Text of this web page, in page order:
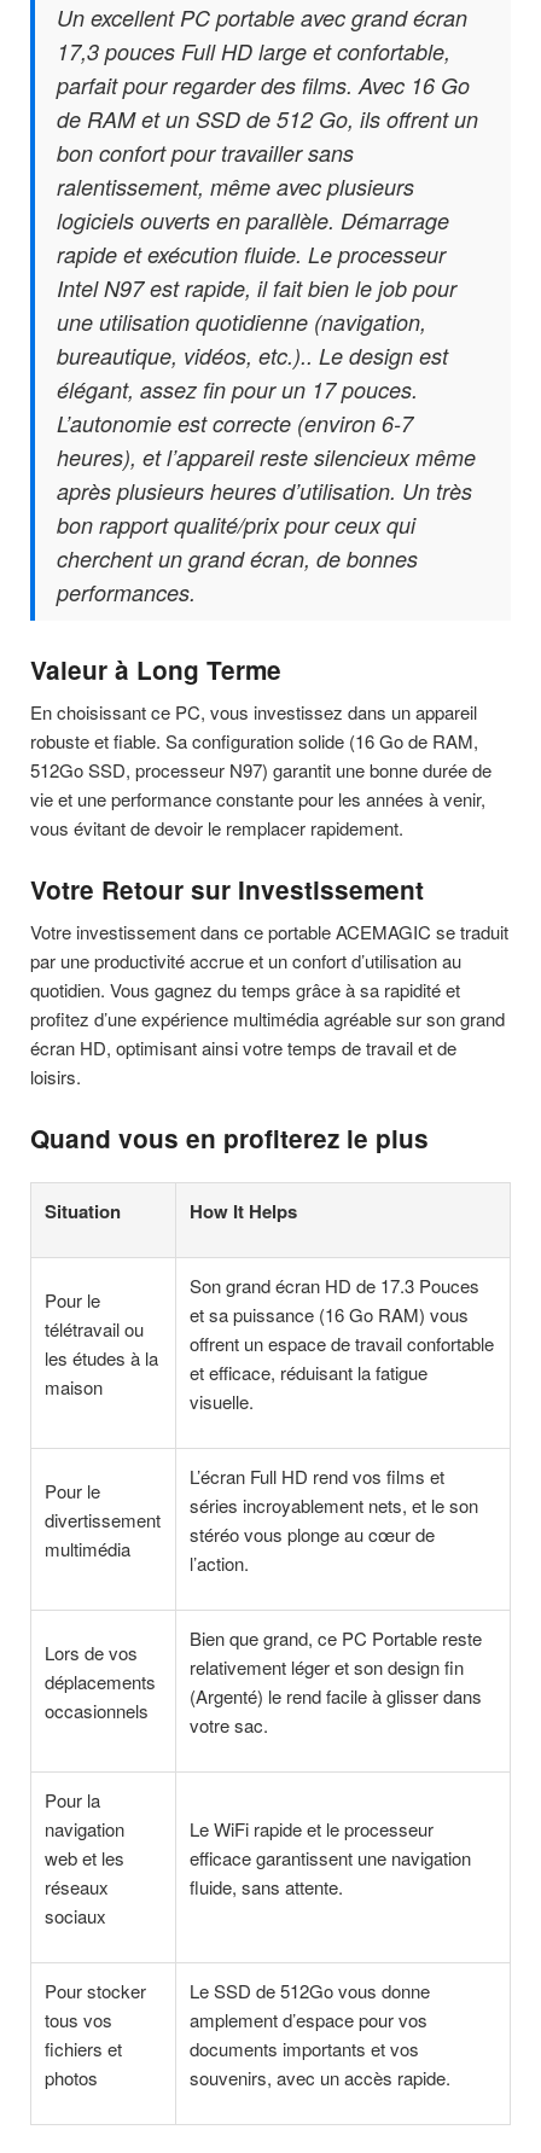
Un excellent PC portable avec grand écran
17,3 pouces Full HD large et confortable,
parfait pour regarder des films. Avec 16 Go
de RAM et un SSD de 512 Go, ils offrent un
bon confort pour travailler sans
ralentissement, même avec plusieurs
logiciels ouverts en parallèle. Démarrage
rapide et exécution fluide. Le processeur
Intel N97 est rapide, il fait bien le job pour
une utilisation quotidienne (navigation,
bureautique, vidéos, etc.).. Le design est
élégant, assez fin pour un 17 pouces.
L’autonomie est correcte (environ 6-7
heures), et l’appareil reste silencieux même
après plusieurs heures d’utilisation. Un très
bon rapport qualité/prix pour ceux qui
cherchent un grand écran, de bonnes
performances.
Valeur à Long Terme
En choisissant ce PC, vous investissez dans un appareil
robuste et fiable. Sa configuration solide (16 Go de RAM,
512Go SSD, processeur N97) garantit une bonne durée de
vie et une performance constante pour les années à venir,
vous évitant de devoir le remplacer rapidement.
Votre Retour sur Investissement
Votre investissement dans ce portable ACEMAGIC se traduit
par une productivité accrue et un confort d’utilisation au
quotidien. Vous gagnez du temps grâce à sa rapidité et
profitez d’une expérience multimédia agréable sur son grand
écran HD, optimisant ainsi votre temps de travail et de
loisirs.
Quand vous en profiterez le plus
Situation How It Helps
Pour le
télétravail ou
les études à la
maison
Son grand écran HD de 17.3 Pouces
et sa puissance (16 Go RAM) vous
offrent un espace de travail confortable
et efficace, réduisant la fatigue
visuelle.
Pour le
divertissement
multimédia
L’écran Full HD rend vos films et
séries incroyablement nets, et le son
stéréo vous plonge au cœur de
l’action.
Lors de vos
déplacements
occasionnels
Bien que grand, ce PC Portable reste
relativement léger et son design fin
(Argenté) le rend facile à glisser dans
votre sac.
Pour la
navigation
web et les
réseaux
sociaux
Le WiFi rapide et le processeur
efficace garantissent une navigation
fluide, sans attente.
Pour stocker
tous vos
fichiers et
photos
Le SSD de 512Go vous donne
amplement d’espace pour vos
documents importants et vos
souvenirs, avec un accès rapide.